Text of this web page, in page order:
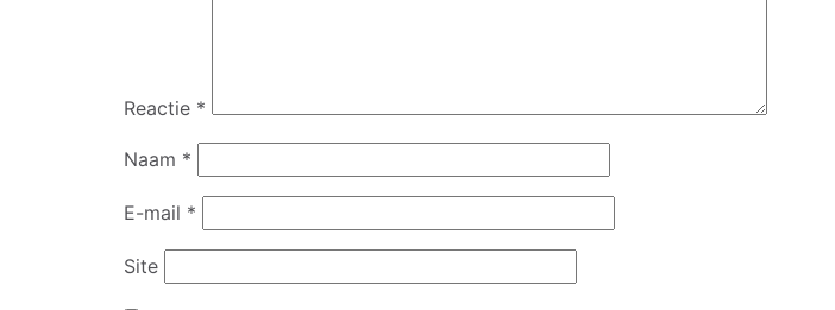
Reactie *
Naam *
E-mail *
Site